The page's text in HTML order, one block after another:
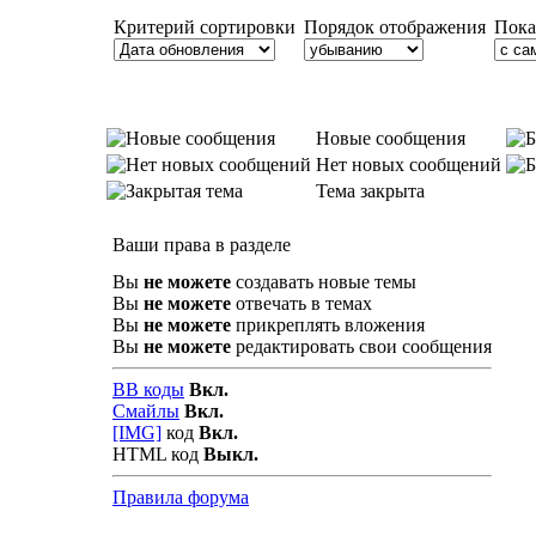
Критерий сортировки Порядок отображения
Новые сообщения
Нет новых сообщений
Тема закрыта
Ваши права в разделе
Вы не можете создавать новые темы
Вы не можете отвечать в темах
Вы не можете прикреплять вложения
Вы не можете редактировать свои сообщения
BB коды Вкл.
Смайлы Вкл.
[IMG] код Вкл.
HTML код Выкл.
Правила форума